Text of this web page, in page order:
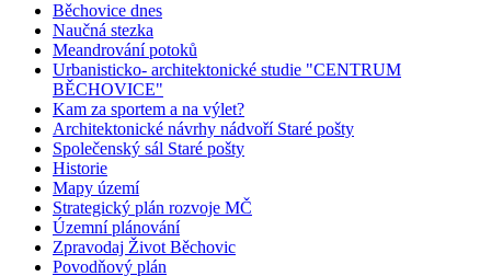
Běchovice dnes
Naučná stezka
Meandrování potoků
Urbanisticko- architektonické studie "CENTRUM
BĚCHOVICE"
Kam za sportem a na výlet?
Architektonické návrhy nádvoří Staré pošty
Společenský sál Staré pošty
Historie
Mapy území
Strategický plán rozvoje MČ
Územní plánování
Zpravodaj Život Běchovic
Povodňový plán